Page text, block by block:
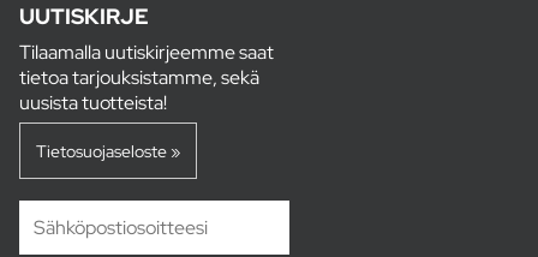
UUTISKIRJE
Tilaamalla uutiskirjeemme saat
tietoa tarjouksistamme, sekä
uusista tuotteista!
Tietosuojaseloste »